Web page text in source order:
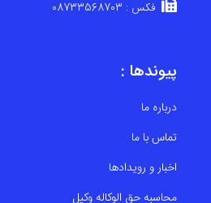
پیوندها :
درباره ما
تماس با ما
اخبار و رویدادها
محاسبه حق الوکاله وکیل
فکس : 08733568703